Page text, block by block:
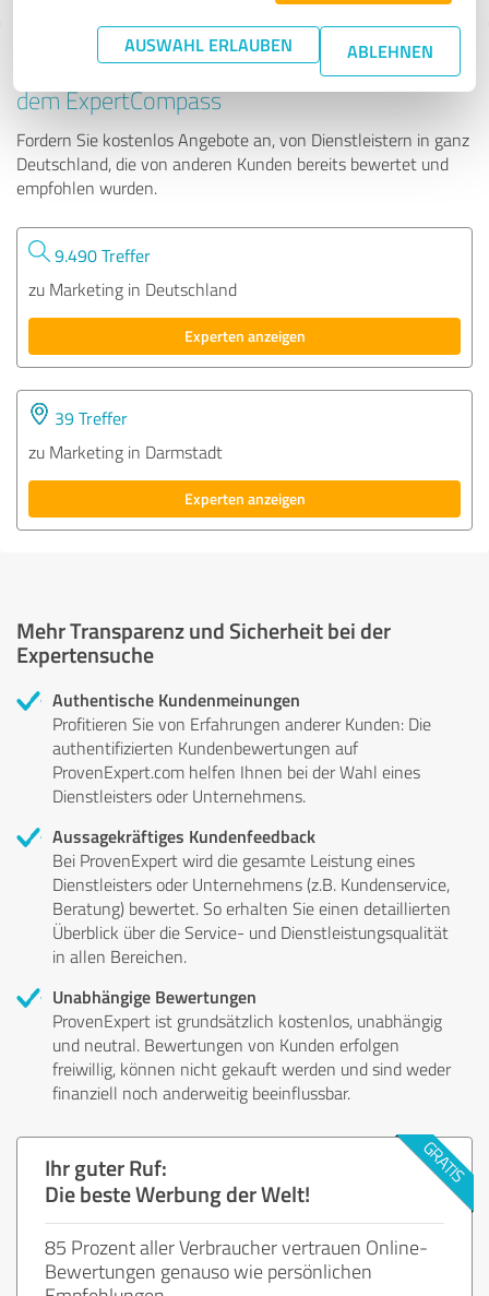
AUSWAHL ERLAUBEN ABLEHNEN
Tipp: Die passenden Experten finden - mit
dem ExpertCompass
Fordern Sie kostenlos Angebote an, von Dienstleistern in ganz
Deutschland, die von anderen Kunden bereits bewertet und
empfohlen wurden.
9.490 Treffer
zu Marketing in Deutschland
Experten anzeigen
39 Treffer
zu Marketing in Darmstadt
Experten anzeigen
Mehr Transparenz und Sicherheit bei der
Expertensuche
Authentische Kundenmeinungen
Profitieren Sie von Erfahrungen anderer Kunden: Die
authentifizierten Kundenbewertungen auf
ProvenExpert.com helfen Ihnen bei der Wahl eines
Dienstleisters oder Unternehmens.
Aussagekräftiges Kundenfeedback
Bei ProvenExpert wird die gesamte Leistung eines
Dienstleisters oder Unternehmens (z.B. Kundenservice,
Beratung) bewertet. So erhalten Sie einen detaillierten
Überblick über die Service- und Dienstleistungsqualität
in allen Bereichen.
Unabhängige Bewertungen
ProvenExpert ist grundsätzlich kostenlos, unabhängig
und neutral. Bewertungen von Kunden erfolgen
freiwillig, können nicht gekauft werden und sind weder
finanziell noch anderweitig beeinflussbar.
Ihr guter Ruf:
Die beste Werbung der Welt!
85 Prozent aller Verbraucher vertrauen Online-
Bewertungen genauso wie persönlichen